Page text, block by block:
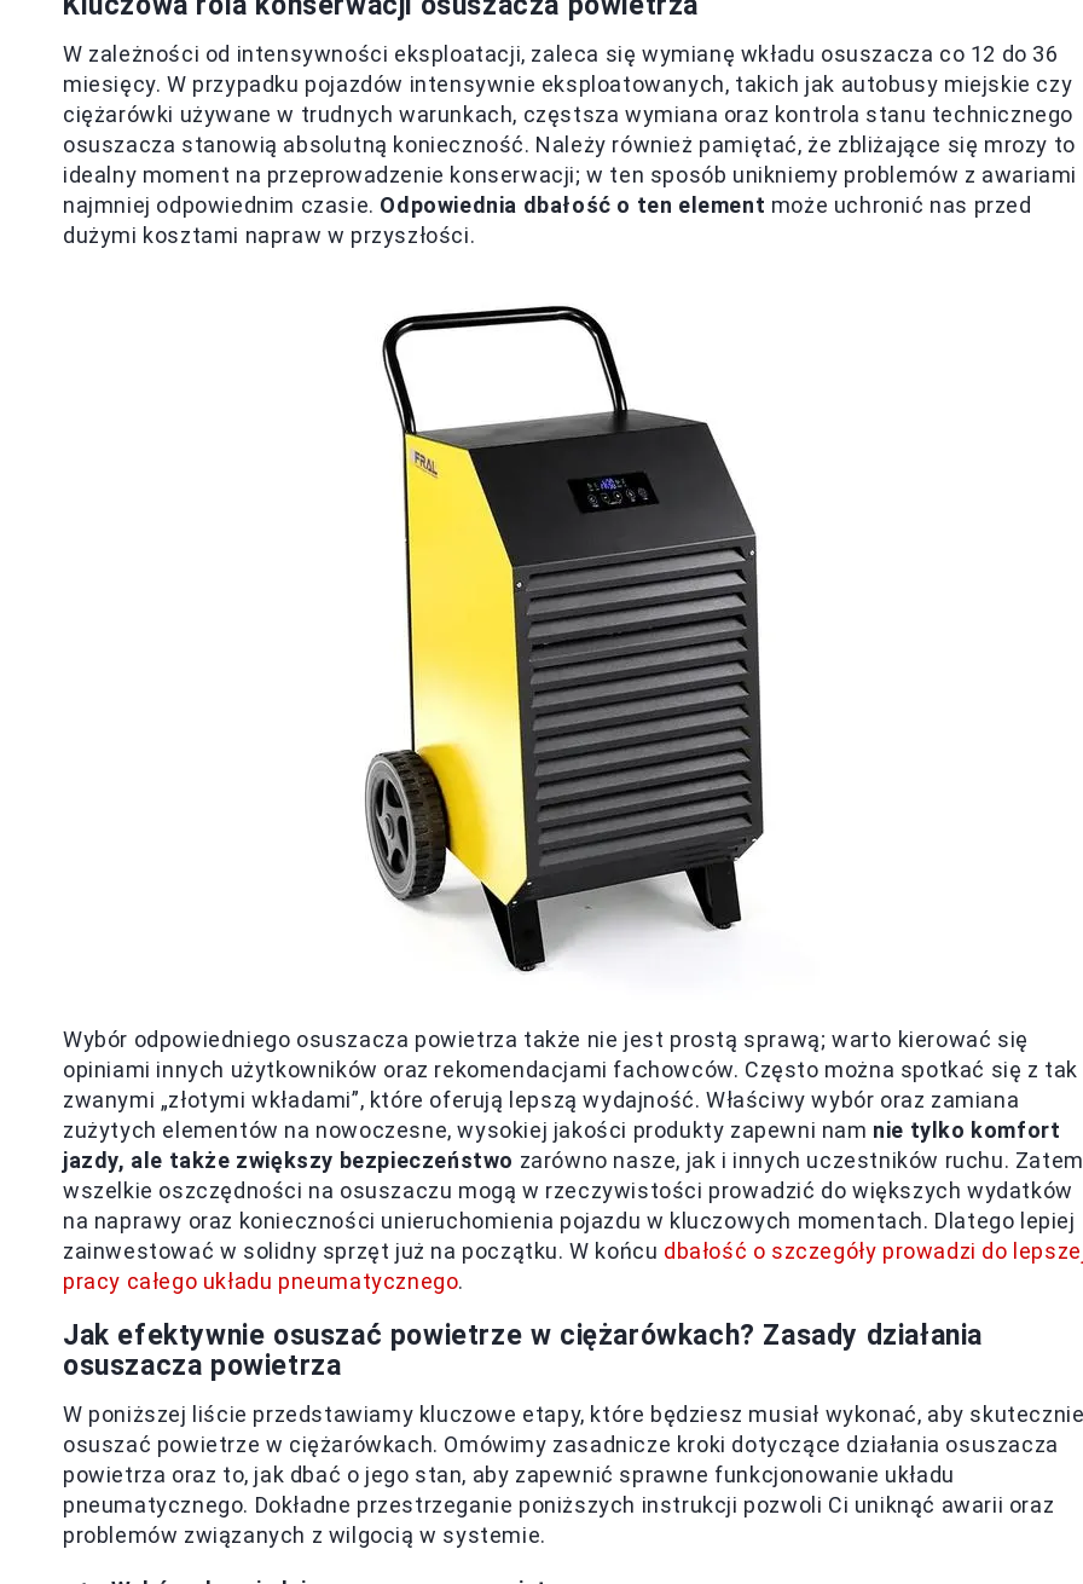
W zależności od intensywności eksploatacji, zaleca się wymianę wkładu osuszacza co 12 do 36
miesięcy. W przypadku pojazdów intensywnie eksploatowanych, takich jak autobusy miejskie czy
ciężarówki używane w trudnych warunkach, częstsza wymiana oraz kontrola stanu technicznego
osuszacza stanowią absolutną konieczność. Należy również pamiętać, że zbliżające się mrozy to
idealny moment na przeprowadzenie konserwacji; w ten sposób unikniemy problemów z awariami
najmniej odpowiednim czasie. Odpowiednia dbałość o ten element może uchronić nas przed
dużymi kosztami napraw w przyszłości.
Wybór odpowiedniego osuszacza powietrza także nie jest prostą sprawą; warto kierować się
opiniami innych użytkowników oraz rekomendacjami fachowców. Często można spotkać się z tak
zwanymi „złotymi wkładami”, które oferują lepszą wydajność. Właściwy wybór oraz zamiana
zużytych elementów na nowoczesne, wysokiej jakości produkty zapewni nam nie tylko komfort
jazdy, ale także zwiększy bezpieczeństwo zarówno nasze, jak i innych uczestników ruchu. Zatem
wszelkie oszczędności na osuszaczu mogą w rzeczywistości prowadzić do większych wydatków
na naprawy oraz konieczności unieruchomienia pojazdu w kluczowych momentach. Dlatego lepiej
zainwestować w solidny sprzęt już na początku. W końcu dbałość o szczegóły prowadzi do
pracy całego układu pneumatycznego.
Jak efektywnie osuszać powietrze w ciężarówkach? Zasady działania
osuszacza powietrza
W poniższej liście przedstawiamy kluczowe etapy, które będziesz musiał wykonać, aby
osuszać powietrze w ciężarówkach. Omówimy zasadnicze kroki dotyczące działania osuszacza
powietrza oraz to, jak dbać o jego stan, aby zapewnić sprawne funkcjonowanie układu
pneumatycznego. Dokładne przestrzeganie poniższych instrukcji pozwoli Ci uniknąć awarii oraz
problemów związanych z wilgocią w systemie.